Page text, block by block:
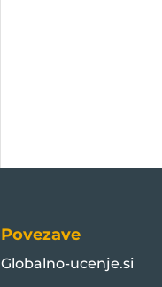
Povezave
Globalno-ucenje.si